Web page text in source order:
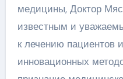
медицины, Доктор
известным и
к лечению пациентов
инновационных